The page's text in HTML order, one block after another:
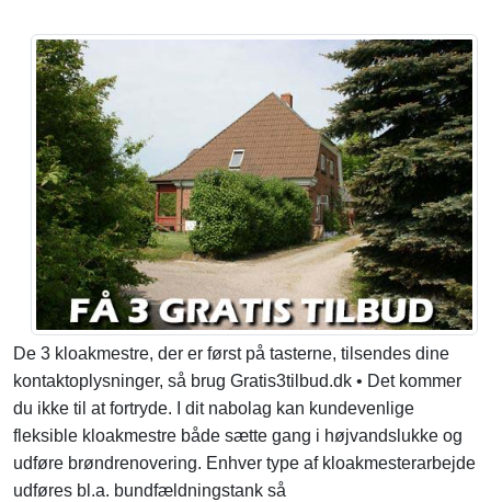
De 3 kloakmestre, der er først på tasterne, tilsendes dine
kontaktoplysninger, så brug Gratis3tilbud.dk • Det kommer
du ikke til at fortryde. I dit nabolag kan kundevenlige
fleksible kloakmestre både sætte gang i højvandslukke og
udføre brøndrenovering. Enhver type af kloakmesterarbejde
udføres bl.a. bundfældningstank så